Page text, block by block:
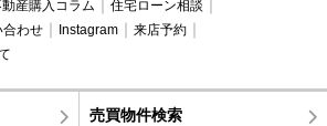
産購入コラム
住宅ローン相談
合わせ Instagram
来店予約
売買物件検索